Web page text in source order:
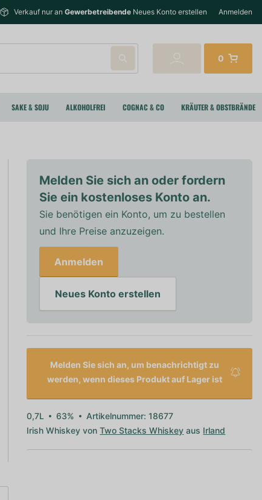
Verkauf nur an Gewerbetreibende Neues Konto erstellen Anmelden
0
SAKE & SOJU ALKOHOLFREI COGNAC & CO KRÄUTER & OBSTBRÄNDE
Melden Sie sich an oder fordern
Sie ein kostenloses Konto an.
Sie benötigen ein Konto, um zu bestellen
und Ihre Preise anzuzeigen.
Anmelden
Neues Konto erstellen
Melden Sie sich an, um benachrichtigt zu
werden, wenn dieses Produkt auf Lager ist
0,7L 63%
Artikelnummer: 18677
Irish Whiskey vonTwo Stacks Whiskey aus Irland